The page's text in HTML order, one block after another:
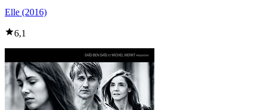
Elle (2016)
6,1